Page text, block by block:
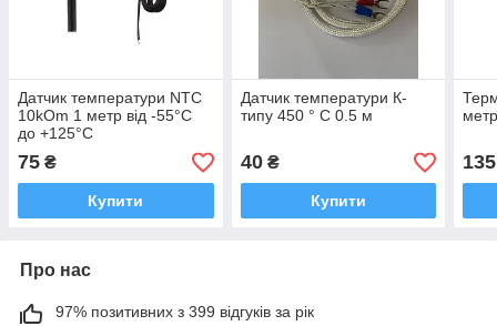
Датчик температури NTC
10kOm 1 метр від -55°C
до +125°C
75 ₴
Купити
Датчик температури К-
типу 450 ° С 0.5 м
40₴
Купити
135
Про нас
97% позитивних з 399 відгуків за рік